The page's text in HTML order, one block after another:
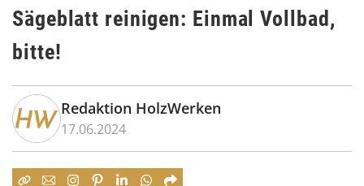
Sägeblatt reinigen: Einmal Vollbad,
bitte!
Redaktion HolzWerken
17.06.2024